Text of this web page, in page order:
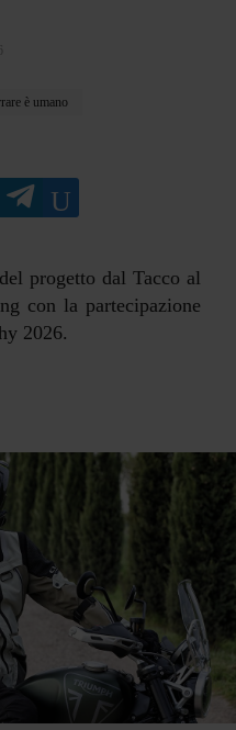
è umano
progetto dal Tacco al
con la partecipazione
2026.